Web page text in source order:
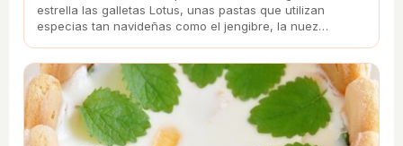
estrella las galletas Lotus, unas pastas que utilizan
especias tan navideñas como el jengibre, la nuez